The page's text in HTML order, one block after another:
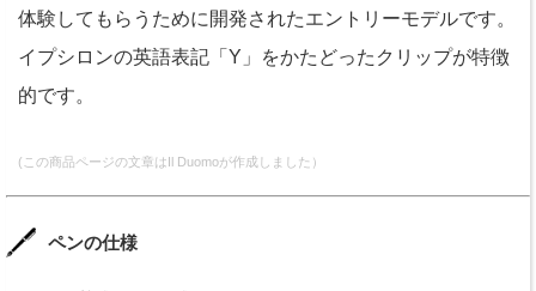
体験してもらうために開発されたエントリーモデルです。
イプシロンの英語表記「Y」をかたどったクリップが特徴
的です。
(この商品ページの文章はIl Duomoが作成しました）
ペンの仕様